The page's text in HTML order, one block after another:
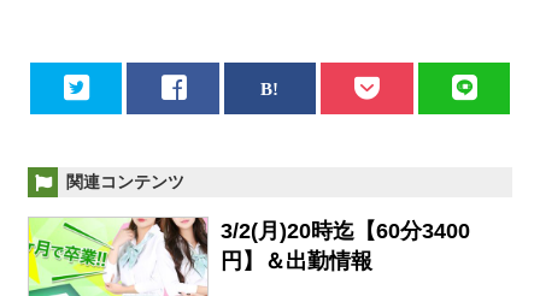
関連コンテンツ
3/2(月)20時迄【60分3400
円】＆出勤情報